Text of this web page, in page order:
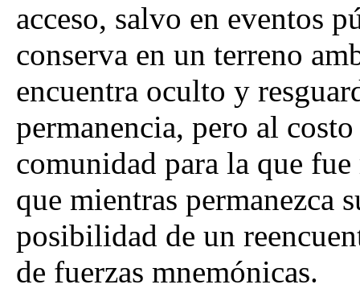
acceso, salvo en eventos
conserva en un terreno
encuentra oculto y
permanencia, pero al
comunidad para la que
que mientras permanezca
posibilidad de un
de fuerzas mnemónicas.